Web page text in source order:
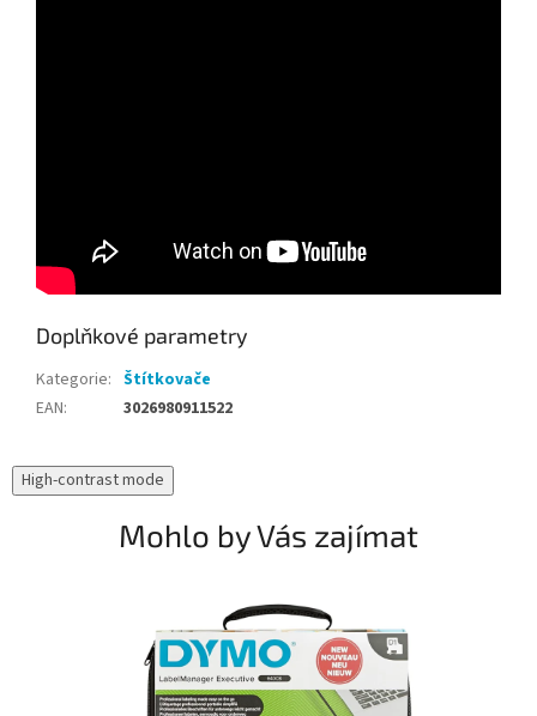
Doplňkové parametry
Kategorie: Štítkovače
EAN: 3026980911522
High-contrast mode
Mohlo by Vás zajímat